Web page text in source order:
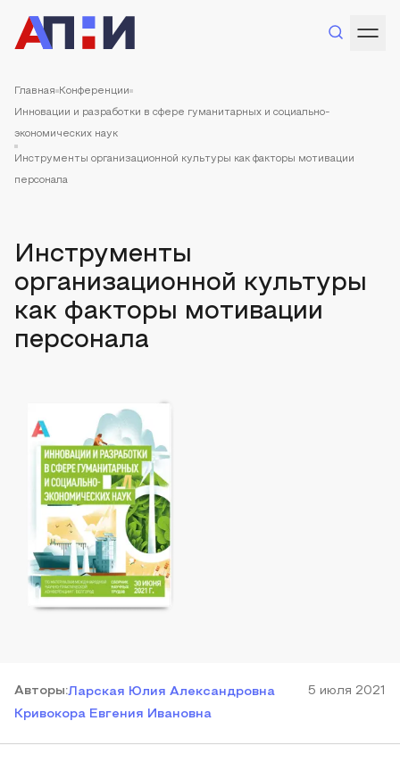
Главная Конференции
Инновации и разработки в сфере гуманитарных и социально-
экономических наук
Инструменты организационной культуры как факторы мотивации
персонала
Инструменты
организационной культуры
как факторы мотивации
персонала
Авторы:Ларская Юлия Александровна
Кривокора Евгения Ивановна
5 июля 2021